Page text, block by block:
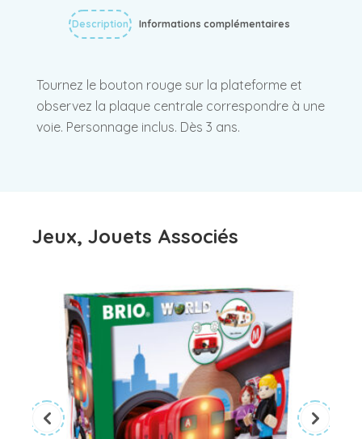
Description Informations complémentaires
Tournez le bouton rouge sur la plateforme et
observez la plaque centrale correspondre à une
voie. Personnage inclus. Dès 3 ans.
Jeux, Jouets Associés